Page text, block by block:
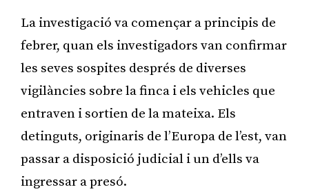
La investigació va començar a principis de
febrer, quan els investigadors van confirmar
les seves sospites després de diverses
vigilàncies sobre la finca i els vehicles que
entraven i sortien de la mateixa. Els
detinguts, originaris de l’Europa de l’est, van
passar a disposició judicial i un d’ells va
ingressar a presó.